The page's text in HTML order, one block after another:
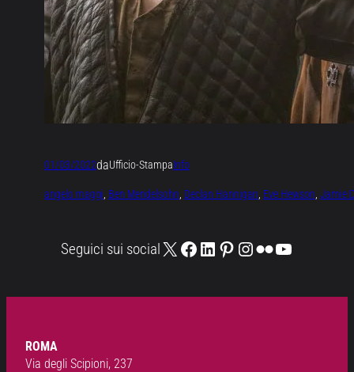
01/03/2022daUfficio-StampaInfo
angelo maggi Ben Mendelsohn Declan Hannigan Eve Hewson Jamie
Seguici sui socialX Facebook
LinkedIn
Pinterest
Instagram
FlickrYouTube
ROMA
Via degli Scipioni, 237